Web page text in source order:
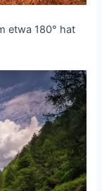
etwa 180° hat